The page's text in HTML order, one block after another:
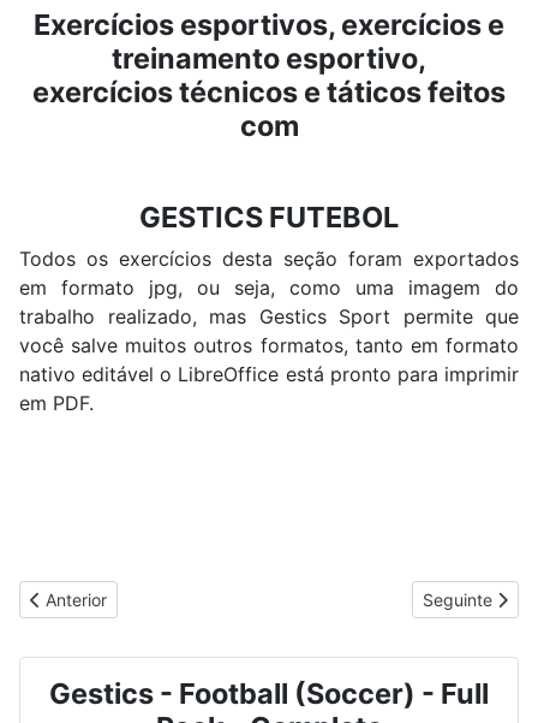
Exercícios esportivos, exercícios e
treinamento esportivo,
exercícios técnicos e táticos feitos
com
GESTICS FUTEBOL
Todos os exercícios desta seção foram exportados
em formato jpg, ou seja, como uma imagem do
trabalho realizado, mas Gestics Sport permite que
você salve muitos outros formatos, tanto em formato
nativo editável o LibreOffice está pronto para imprimir
em PDF.
Artigo anterior: GESTICS FUTSAL - Exercícios Esportivos
Anterior Artigo
Seguinte
Gestics - Football (Soccer) - Full